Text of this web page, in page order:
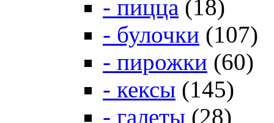
- пицца (18)
- булочки (107)
- пирожки (60)
- кексы (145)
- галеты (28)